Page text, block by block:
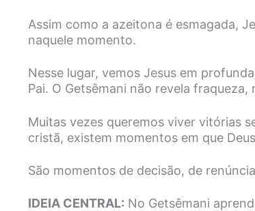
Assim como a azeitona é esmagada,
naquele momento.
Nesse lugar, vemos Jesus em
Pai. O Getsêmani não revela fraqueza,
Muitas vezes queremos viver vitórias
cristã, existem momentos em que
São momentos de decisão, de
IDEIA CENTRAL: No Getsêmani